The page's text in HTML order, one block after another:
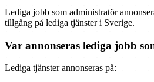
Lediga jobb som administratör
tillgång på lediga tjänster i Sverige.
Var annonseras lediga jobb
Lediga tjänster annonseras på: